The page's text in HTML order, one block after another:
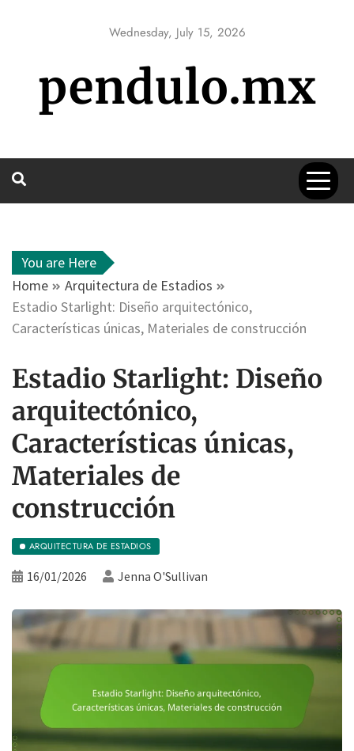
Wednesday, July 15, 2026
pendulo.mx
You are Here
Home
Arquitectura de Estadios
Estadio Starlight: Diseño arquitectónico,
Características únicas, Materiales de construcción
Estadio Starlight: Diseño
arquitectónico,
Características únicas,
Materiales de
construcción
ARQUITECTURA DE ESTADIOS
16/01/2026 Jenna O'Sullivan